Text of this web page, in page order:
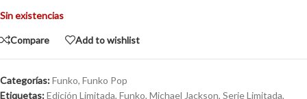
Sin existencias
Compare Add to wishlist
Categorías:Funko, Funko Pop
Etiquetas:Edición Limitada, Funko, Michael Jackson, Serie Limitada,